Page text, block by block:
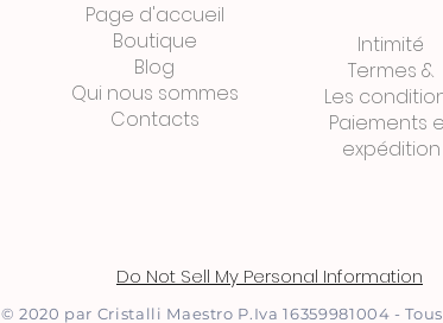
Page d'accueil
Boutique
Blog
Qui nous sommes
Contacts
Intimité
Termes &
Les
Paiements
expédition
Do Not Sell My Personal Information
© 2020 par Cristalli Maestro P.Iva 16359981004 -